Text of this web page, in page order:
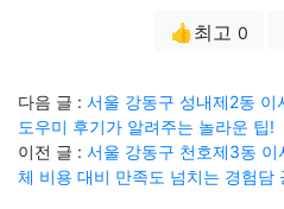
👍최고 0
다음 글 : 서울 강동구 성내제2동 이
도우미 후기가 알려주는 놀라운 팁!
이전 글 : 서울 강동구 천호제3동
체 비용 대비 만족도 넘치는 경험담